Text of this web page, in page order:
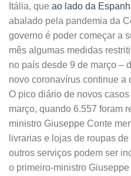
Itália, que ao lado da
abalado pela pandemia da
governo é poder começar a
mês algumas medidas
no país desde 9 de março –
novo coronavírus continue a
O pico diário de novos
março, quando 6.557 foram
ministro Giuseppe Conte
livrarias e lojas de roupas
outros serviços podem ser
o primeiro-ministro